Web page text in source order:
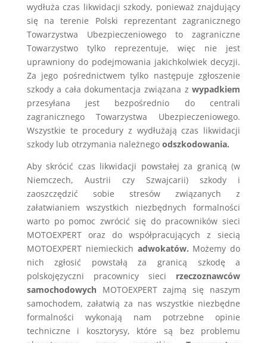
wydłuża czas likwidacji szkody, ponieważ znajdujący
się na terenie Polski reprezentant zagranicznego
Towarzystwa Ubezpieczeniowego to zagraniczne
Towarzystwo tylko reprezentuje, więc nie jest
uprawniony do podejmowania jakichkolwiek decyzji.
Za jego pośrednictwem tylko następuje zgłoszenie
szkody a cała dokumentacja związana zwypadkiem
przesyłana jest bezpośrednio do centrali
zagranicznego Towarzystwa Ubezpieczeniowego.
Wszystkie te procedury z wydłużają czas likwidacji
szkody lub otrzymania należnegoodszkodowania.
Aby skrócić czas likwidacji powstałej za granicą (w
Niemczech, Austrii czy Szwajcarii) szkody i
zaoszczędzić sobie stresów związanych z
załatwianiem wszystkich niezbędnych formalności
warto po pomoc zwrócić się do pracowników sieci
MOTOEXPERT oraz do współpracujących z siecią
MOTOEXPERT niemieckich adwokatów. Możemy do
nich zgłosić powstałą za granicą szkodę a
polskojęzyczni pracownicy sieci rzeczoznawców
samochodowychMOTOEXPERT zajmą się naszym
samochodem, załatwią za nas wszystkie niezbędne
formalności wykonają nam potrzebne opinie
techniczne i kosztorysy, które są bez problemu